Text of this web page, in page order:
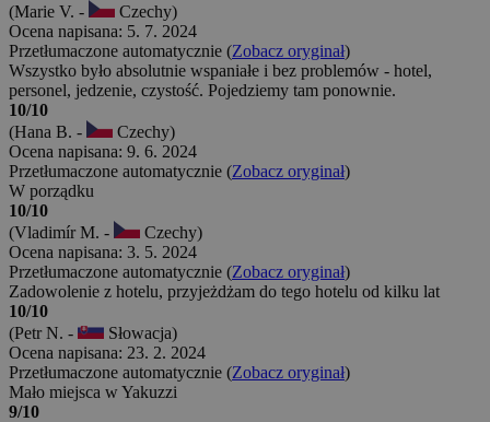
(Marie V. -
Czechy)
Ocena napisana: 5. 7. 2024
Przetłumaczone automatycznie (Zobacz oryginał)
Wszystko było absolutnie wspaniałe i bez problemów - hotel,
personel, jedzenie, czystość. Pojedziemy tam ponownie.
10/10
(Hana B. -
Czechy)
Ocena napisana: 9. 6. 2024
Przetłumaczone automatycznie (Zobacz oryginał)
W porządku
10/10
(Vladimír M. -
Czechy)
Ocena napisana: 3. 5. 2024
Przetłumaczone automatycznie (Zobacz oryginał)
Zadowolenie z hotelu, przyjeżdżam do tego hotelu od kilku lat
10/10
(Petr N. -
Słowacja)
Ocena napisana: 23. 2. 2024
Przetłumaczone automatycznie (Zobacz oryginał)
Mało miejsca w Yakuzzi
9/10